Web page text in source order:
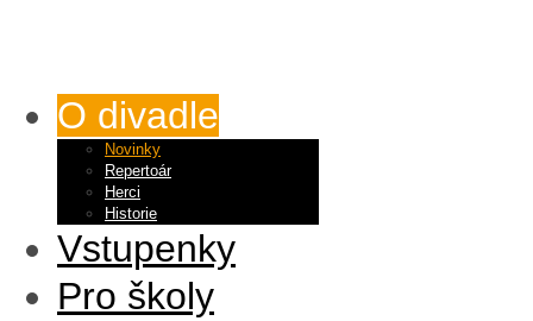
O divadle
Novinky
Repertoár
Herci
Historie
Vstupenky
Pro školy